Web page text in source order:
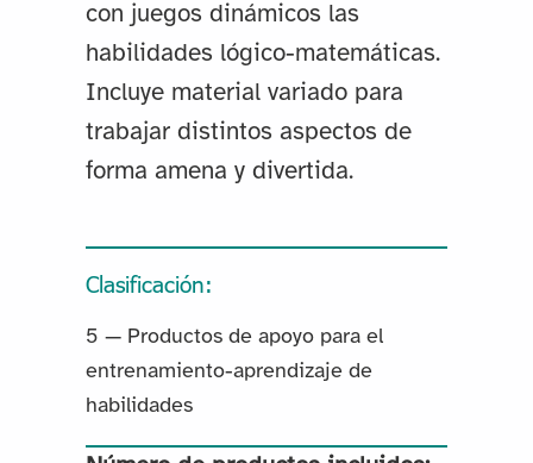
con juegos dinámicos las
habilidades lógico-matemáticas.
Incluye material variado para
trabajar distintos aspectos de
forma amena y divertida.
Clasificación:
5 — Productos de apoyo para el
entrenamiento-aprendizaje de
habilidades